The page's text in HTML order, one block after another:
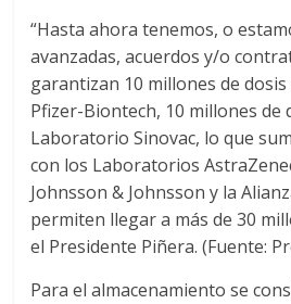
a
“Hasta ahora tenemos, o
avanzadas, acuerdos y/o
garantizan 10 millones de
Pfizer-Biontech, 10 millones de
Laboratorio Sinovac, lo que
con los Laboratorios
Johnsson & Johnsson y la
permiten llegar a más de 30
el Presidente Piñera. (Fuente:
Para el almacenamiento se